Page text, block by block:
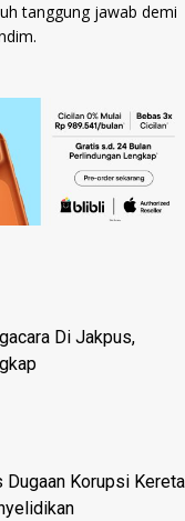
tanggung jawab demi
Di Jakpus,
Dugaan Korupsi Kereta